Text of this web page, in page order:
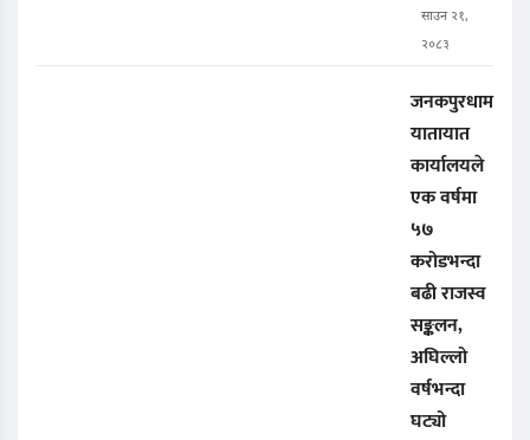
साउन २१,
२०८३
जनकपुरधाम
यातायात
कार्यालयले
एक वर्षमा
५७
करोडभन्दा
बढी राजस्व
सङ्कलन,
अघिल्लो
वर्षभन्दा
घट्यो